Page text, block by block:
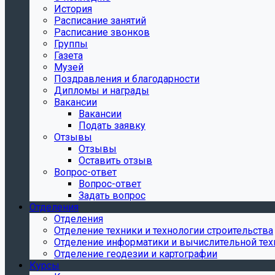
История
Расписание занятий
Расписание звонков
Группы
Газета
Музей
Поздравления и благодарности
Дипломы и награды
Вакансии
Вакансии
Подать заявку
Отзывы
Отзывы
Оставить отзыв
Вопрос-ответ
Вопрос-ответ
Задать вопрос
Отделения
Отделения
Отделение техники и технологии строительства
Отделение информатики и вычислительной
Отделение геодезии и картографии
Курсы